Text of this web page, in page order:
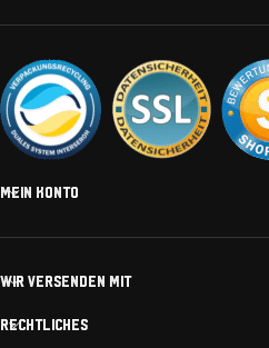
MEIN KONTO
WIR VERSENDEN MIT
RECHTLICHES